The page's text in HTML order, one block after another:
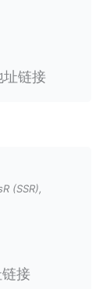
链接
(SSR),
接